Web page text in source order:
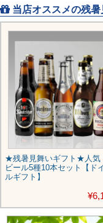
当店オススメの残暑
★残暑見舞いギフト★人気
ビール5種10本セット【ド
ルギフト】